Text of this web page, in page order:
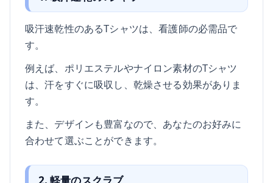
吸汗速乾性のあるTシャツは、看護師の必需品で
す。
例えば、ポリエステルやナイロン素材のTシャツ
は、汗をすぐに吸収し、乾燥させる効果がありま
す。
また、デザインも豊富なので、あなたのお好みに
合わせて選ぶことができます。
2. 軽量のスクラブ